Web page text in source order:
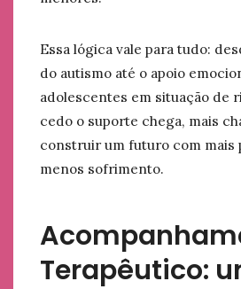
Essa lógica vale para tudo:
do autismo até o apoio
adolescentes em situação de
cedo o suporte chega, mais
construir um futuro com mais
menos sofrimento.
Terapêutico: